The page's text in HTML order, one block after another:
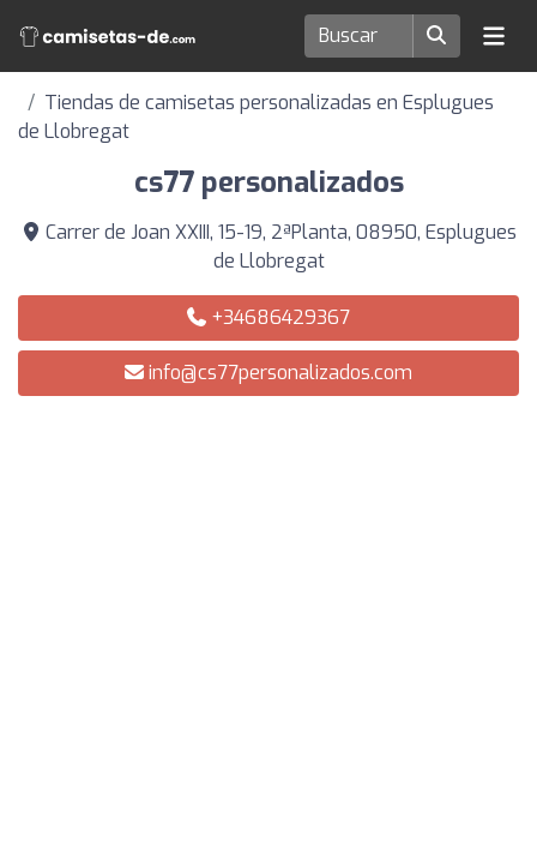
Tiendas de camisetas personalizadas en Esplugues
de Llobregat
cs77 personalizados
Carrer de Joan XXIII, 15-19, 2ªPlanta, 08950, Esplugues
de Llobregat
+34686429367
info@cs77personalizados.com